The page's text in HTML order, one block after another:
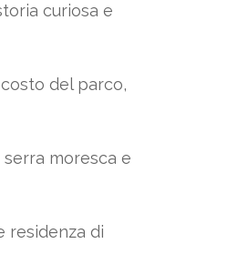
curiosa e
del parco,
moresca e
residenza di